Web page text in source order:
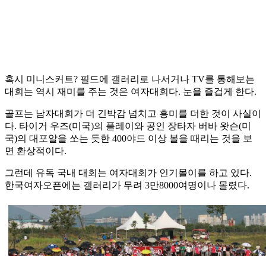
혹시 미니스커트? 필드에 갤러리로 나서거나 TV를 통해보는
대회는 역시 재미를 주는 것은 여자대회다. 눈을 즐겁게 한다.
골프는 남자대회가 더 긴박감 넘치고 흥미를 더한 것이 사실이
다. 타이거 우즈(미국)의 플레이와 공인 장타자 버바 왓슨(미
국)의 대포알을 쏘는 듯한 400야드 이상 볼을 때리는 것을 보
면 환상적이다.
그런데 유독 국내 대회는 여자대회가 인기몰이를 하고 있다.
한국여자오픈에는 갤러리가 무려 3만8000여명이나 몰렸다.